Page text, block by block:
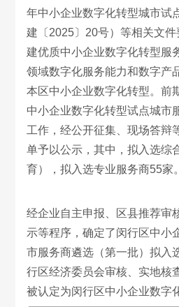
年中小企业数字化转型城市试
建〔2025〕20号）等相关文
建优质中小企业数字化转型服
领域数字化服务能力和数字产
本区中小企业数字化转型。前
中小企业数字化转型试点城市
工作，经公开征集、现场答辩
单予以公示，其中，拟入选综
育），拟入选专业服务商55家。
经企业自主申报、区县推荐审
示等程序，确定了闵行区中小
市服务商遴选（第一批）拟入
行区经济委员会审核、实地核
被认定为闵行区中小企业数字